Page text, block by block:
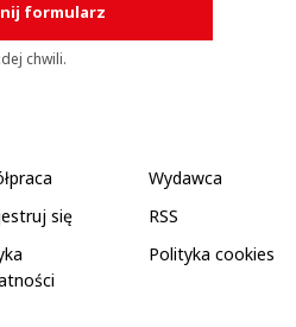
formularz
chwili.
Wydawca
się
RSS
Polityka cookies